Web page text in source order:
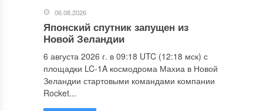
06.08.2026
Японский спутник запущен из
Новой Зеландии
6 августа 2026 г. в 09:18 UTC (12:18 мск) с
площадки LC-1A космодрома Махиа в Новой
Зеландии стартовыми командами компании
Rocket...